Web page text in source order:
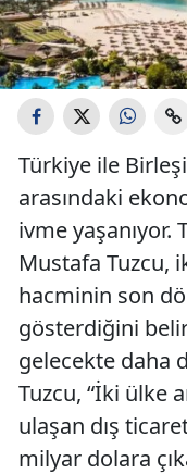
Türkiye ile
arasındaki
ivme yaşanıyor.
Mustafa Tuzcu,
hacminin son
gösterdiğini
gelecekte daha
Tuzcu, “İki ülke
ulaşan dış
milyar dolara